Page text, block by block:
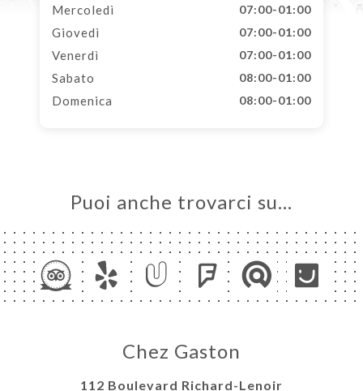
Mercoledì 07:00-01:00
Giovedì 07:00-01:00
Venerdì 07:00-01:00
Sabato 08:00-01:00
Domenica 08:00-01:00
Puoi anche trovarci su…
Chez Gaston
112 Boulevard Richard-Lenoir